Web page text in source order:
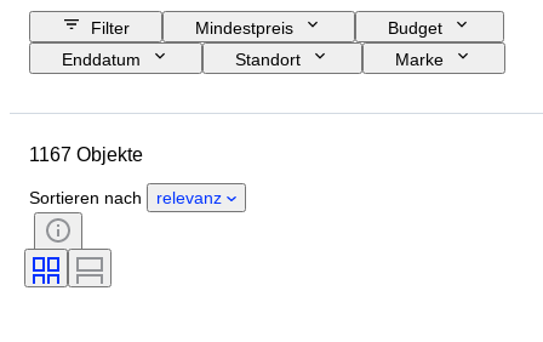
Filter Mindestpreis
Budget
Enddatum
Standort
Marke
Geschlecht
Unterschrift
Farbe
Accessoires enthalten
Modell
1167 Objekte
Sortieren nach relevanz